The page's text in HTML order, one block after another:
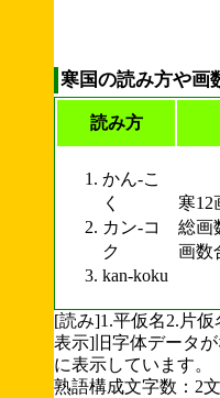
寒国の読み方や画
読み方
かん-こ
く
カン-コ
ク
kan-koku
寒12
総画
画数
[読み]1.平仮名2.片
表示]旧字体データ
に表示しています。
熟語構成文字数：2